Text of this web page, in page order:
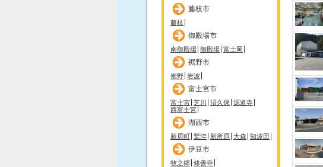
藤枝市
藤枝
御殿場市
南御殿場 御殿場 富士岡
裾野市
裾野 岩波
富士宮市
富士宮 芝川 沼久保 源道寺
西富士宮
湖西市
新居町 鷲津 新所原 大森 知波田
伊豆市
牧之郷 修善寺